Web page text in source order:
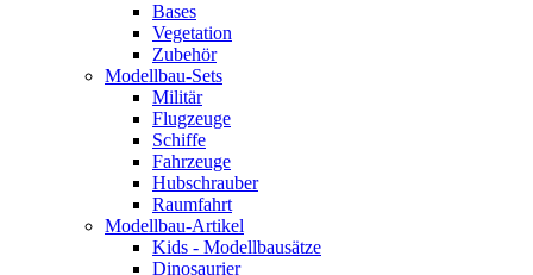
Bases
Vegetation
Zubehör
Modellbau-Sets
Militär
Flugzeuge
Schiffe
Fahrzeuge
Hubschrauber
Raumfahrt
Modellbau-Artikel
Kids - Modellbausätze
Dinosaurier